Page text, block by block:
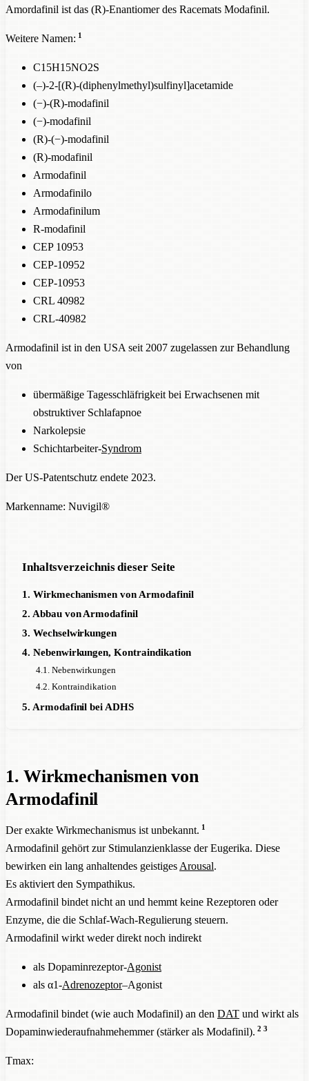
Amordafinil ist das (R)-Enantiomer des Racemats Modafinil.
Weitere Namen: 1
C15H15NO2S
(–)-2-[(R)-(diphenylmethyl)sulfinyl]acetamide
(−)-(R)-modafinil
(−)-modafinil
(R)-(−)-modafinil
(R)-modafinil
Armodafinil
Armodafinilo
Armodafinilum
R-modafinil
CEP 10953
CEP-10952
CEP-10953
CRL 40982
CRL-40982
Armodafinil ist in den USA seit 2007 zugelassen zur Behandlung
von
übermäßige Tagesschläfrigkeit bei Erwachsenen mit
obstruktiver Schlafapnoe
Narkolepsie
Schichtarbeiter-Syndrom
Der US-Patentschutz endete 2023.
Markenname: Nuvigil®
Inhaltsverzeichnis dieser Seite
1. Wirkmechanismen von Armodafinil
2. Abbau von Armodafinil
3. Wechselwirkungen
4. Nebenwirkungen, Kontraindikation
4.1. Nebenwirkungen
4.2. Kontraindikation
5. Armodafinil bei ADHS
1. Wirkmechanismen von
Armodafinil
Der exakte Wirkmechanismus ist unbekannt. 1
Armodafinil gehört zur Stimulanzienklasse der Eugerika. Diese
bewirken ein lang anhaltendes geistiges Arousal.
Es aktiviert den Sympathikus.
Armodafinil bindet nicht an und hemmt keine Rezeptoren oder
Enzyme, die die Schlaf-Wach-Regulierung steuern.
Armodafinil wirkt weder direkt noch indirekt
als Dopaminrezeptor-Agonist
als α1-Adrenozeptor–Agonist
Armodafinil bindet (wie auch Modafinil) an den DAT und wirkt als
Dopaminwiederaufnahmehemmer (stärker als Modafinil). 2 3
Tmax: